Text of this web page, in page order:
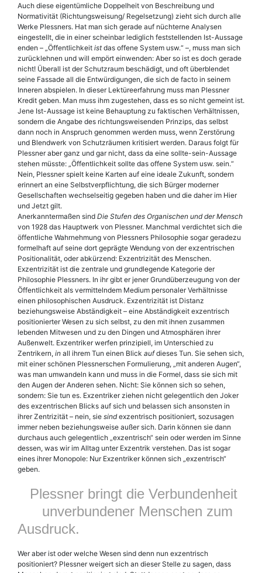
Auch diese eigentümliche Doppelheit von Beschreibung und
Normativität (Richtungsweisung/ Regelsetzung) zieht sich durch alle
Werke Plessners. Hat man sich gerade auf nüchterne Analysen
eingestellt, die in einer scheinbar lediglich feststellenden Ist-Aussage
enden – „Öffentlichkeit istdas offene System usw.“ –, muss man sich
zurücklehnen und will empört einwenden: Aber so ist es doch gerade
nicht! Überall ist der Schutzraum beschädigt, und oft überblendet
seine Fassade all die Entwürdigungen, die sich de facto in seinem
Inneren abspielen. In dieser Lektüre­erfahrung muss man Plessner
Kredit geben. Man muss ihm zugestehen, dass es so nicht gemeint ist.
Jene Ist-Aussage ist keine Behauptung zu faktischen Verhältnissen,
sondern die Angabe des richtungs­weisenden Prinzips, das selbst
dann noch in Anspruch genommen werden muss, wenn Zerstörung
und Blendwerk von Schutzräumen kritisiert werden. Daraus folgt für
Plessner aber ganz und gar nicht, dass da eine sollte-sein-Aussage
stehen müsste: „Öffentlichkeit sollte das offene System usw. sein.“
Nein, Plessner spielt keine Karten auf eine ideale Zukunft, sondern
erinnert an eine Selbstverpflichtung, die sich Bürger moderner
Gesellschaften wechselseitig gegeben haben und die daher im Hier
und Jetzt gilt.
Anerkanntermaßen sind Die Stufen des Organischen und der Mensch
von 1928 das Hauptwerk von Plessner. Manchmal verdichtet sich die
öffentliche Wahrnehmung von Plessners Philosophie sogar geradezu
formelhaft auf seine dort geprägte Wendung von der exzentrischen
Positionalität, oder abkürzend: Exzentrizität des Menschen.
Exzentrizität ist die zentrale und grundlegende Kategorie der
Philosophie Plessners. In ihr gibt er jener Grundüberzeugung von der
Öffentlichkeit als vermittelndem Medium personaler Verhältnisse
einen philosophischen Ausdruck. Exzentrizität ist Distanz
beziehungsweise Abständigkeit – eine Abständigkeit exzentrisch
positionierter Wesen zu sich selbst, zu den mit ihnen zusammen
lebenden Mitwesen und zu den Dingen und Atmosphären ihrer
Außenwelt. Exzentriker werfen prinzipiell, im Unterschied zu
Zentrikern, in all ihrem Tun einen Blick aufdieses Tun. Sie sehen sich,
mit einer schönen Plessnerschen Formulierung, „mit anderen Augen“,
was man umwandeln kann und muss in die Formel, dass sie sich mit
den Augen der Anderen sehen. Nicht: Sie können sich so sehen,
sondern: Sie tun es. Exzentriker ziehen nicht gelegentlich den Joker
des exzentrischen Blicks auf sich und belassen sich ansonsten in
ihrer Zentrizität – nein, sie sindexzentrisch positioniert, sozusagen
immer neben beziehungsweise außer sich. Darin können sie dann
durchaus auch gelegentlich „exzentrisch“ sein oder werden im Sinne
dessen, was wir im Alltag unter Exzentrik verstehen. Das ist sogar
eines ihrer Monopole: Nur Exzentriker können sich „exzentrisch“
geben.
Plessner bringt die Verbundenheit
unverbundener Menschen zum
Ausdruck.
Wer aber ist oder welche Wesen sind denn nun exzentrisch
positioniert? Plessner weigert sich an dieser Stelle zu sagen, dass